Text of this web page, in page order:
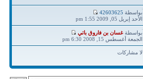
آخر
مشاركة
بواسطة 42603625
الأحد إبريل 05, 2009 1:55 pm
آخر
مشاركة
بواسطةغسان بن فاروق باتي
الجمعة أغسطس 15, 2008 6:30 pm
لا مشاركات